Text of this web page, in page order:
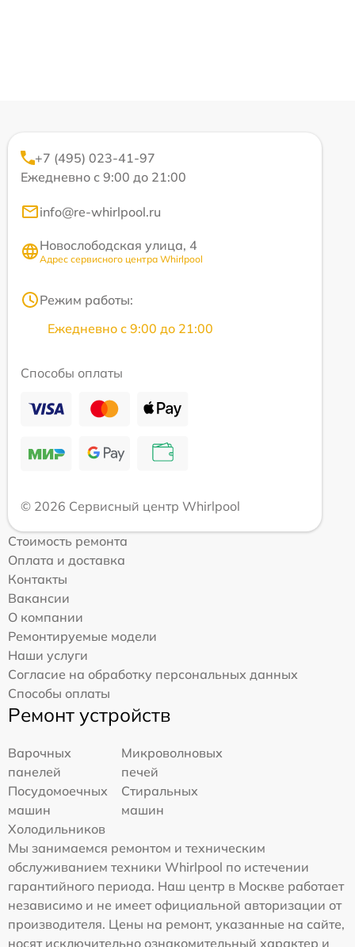
+7 (495) 023-41-97
Ежедневно с 9:00 до 21:00
info@re-whirlpool.ru
Новослободская улица, 4
Адрес сервисного центра Whirlpool
Режим работы:
Ежедневно с 9:00 до 21:00
Способы оплаты
© 2026 Сервисный центр Whirlpool
Стоимость ремонта
Оплата и доставка
Контакты
Вакансии
О компании
Ремонтируемые модели
Наши услуги
Согласие на обработку персональных данных
Способы оплаты
Ремонт устройств
Варочных
панелей
Микроволновых
печей
Посудомоечных
машин
Стиральных
машин
Холодильников
Мы занимаемся ремонтом и техническим
обслуживанием техники Whirlpool по истечении
гарантийного периода. Наш центр в Москве работает
независимо и не имеет официальной авторизации от
производителя. Цены на ремонт, указанные на сайте,
носят исключительно ознакомительный характер и